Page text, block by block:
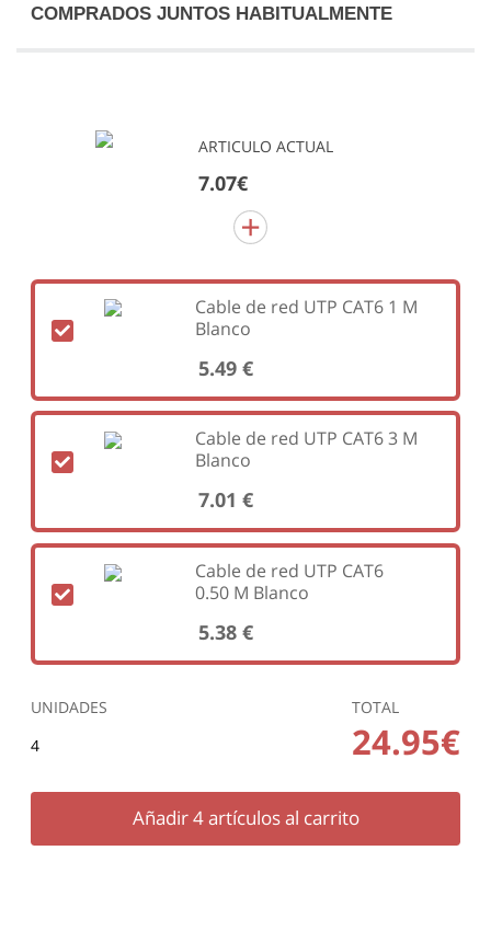
COMPRADOS JUNTOS HABITUALMENTE
ARTICULO ACTUAL
7.07€
Cable de red UTP CAT6 1 M
Blanco
5.49 €
Cable de red UTP CAT6 3 M
Blanco
7.01 €
Cable de red UTP CAT6
0.50 M Blanco
5.38 €
UNIDADES
4
TOTAL
24.95€
Añadir4artículos al carrito